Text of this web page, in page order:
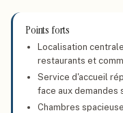
Points forts
Localisation
restaurants et
Service d'accueil
face aux demandes
Chambres